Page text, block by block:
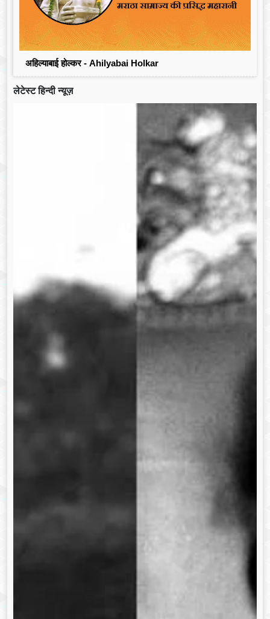
अहिल्याबाई होल्कर - Ahilyabai Holkar
लेटेस्ट हिन्दी न्यूज़